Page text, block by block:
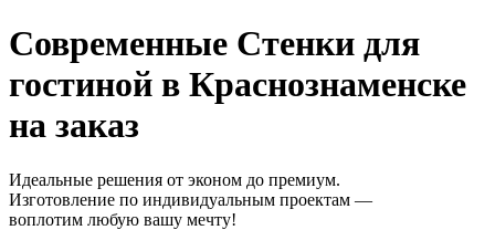
Современные Стенки для
гостиной в Краснознаменске
на заказ
Идеальные решения от эконом до премиум.
Изготовление по индивидуальным проектам —
воплотим любую вашу мечту!